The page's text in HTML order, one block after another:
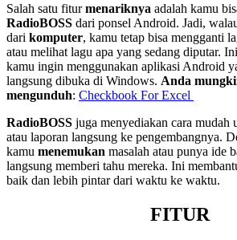
Salah satu fiturmenariknya adalah kamu
RadioBOSS dari ponsel Android. Jadi,
dari komputer, kamu tetap bisa mengganti
atau melihat lagu apa yang sedang diputar.
kamu ingin menggunakan aplikasi Android
langsung dibuka di Windows. Anda
mengunduh: Checkbook For Excel
RadioBOSS juga menyediakan cara mudah
atau laporan langsung ke pengembangnya.
kamu menemukan masalah atau punya ide
langsung memberi tahu mereka. Ini
baik dan lebih pintar dari waktu ke waktu.
FITUR